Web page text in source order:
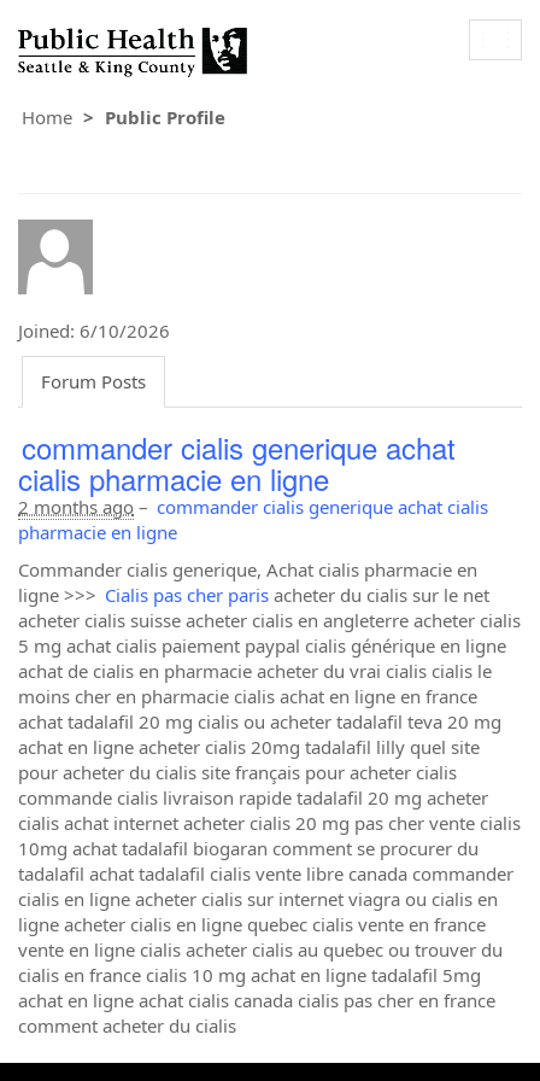
Home Public Profile
Joined: 6/10/2026
Forum Posts
commander cialis generique achat
cialis pharmacie en ligne
2 months ago – commander cialis generique achat cialis
pharmacie en ligne
Commander cialis generique, Achat cialis pharmacie en
ligne >>> Cialis pas cher paris acheter du cialis sur le net
acheter cialis suisse acheter cialis en angleterre acheter cialis
5 mg achat cialis paiement paypal cialis générique en ligne
achat de cialis en pharmacie acheter du vrai cialis cialis le
moins cher en pharmacie cialis achat en ligne en france
achat tadalafil 20 mg cialis ou acheter tadalafil teva 20 mg
achat en ligne acheter cialis 20mg tadalafil lilly quel site
pour acheter du cialis site français pour acheter cialis
commande cialis livraison rapide tadalafil 20 mg acheter
cialis achat internet acheter cialis 20 mg pas cher vente cialis
10mg achat tadalafil biogaran comment se procurer du
tadalafil achat tadalafil cialis vente libre canada commander
cialis en ligne acheter cialis sur internet viagra ou cialis en
ligne acheter cialis en ligne quebec cialis vente en france
vente en ligne cialis acheter cialis au quebec ou trouver du
cialis en france cialis 10 mg achat en ligne tadalafil 5mg
achat en ligne achat cialis canada cialis pas cher en france
comment acheter du cialis